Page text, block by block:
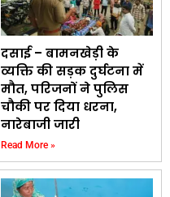
दसाई – बामनखेड़ी के
व्यक्ति की सड़क दुर्घटना में
मौत, परिजनों ने पुलिस
चौकी पर दिया धरना,
नारेबाजी जारी
Read More »